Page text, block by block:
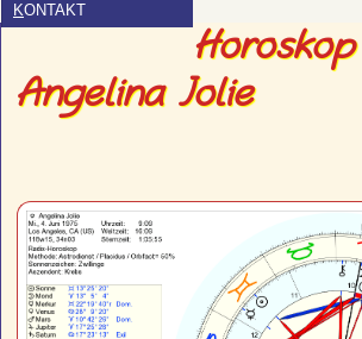
KONTAKT
Angelina Jolie